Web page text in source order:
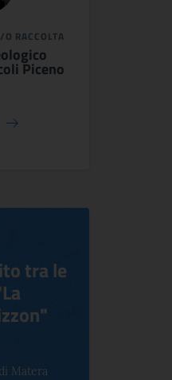
RACCOLTA
Piceno
tra le
Matera